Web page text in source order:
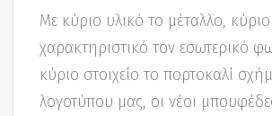
Με κύριο υλικό το μέταλλο, κύριο
χαρακτηριστικό τον εσωτερικό
κύριο στοιχείο το πορτοκαλί
λογοτύπου μας, οι νέοι